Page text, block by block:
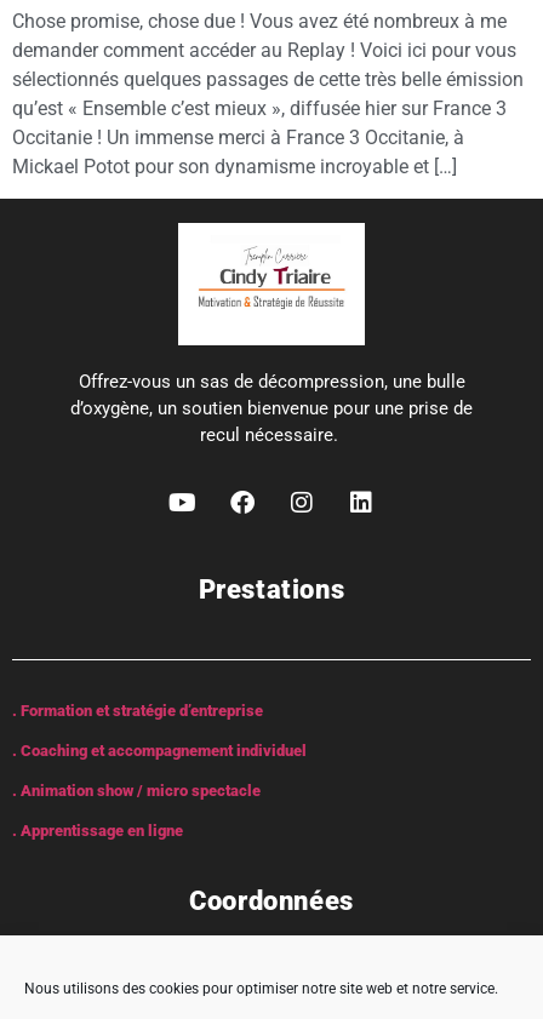
Nous utilisons des cookies pour optimiser notre site web et notre service.
Chose promise, chose due ! Vous avez été nombreux à me
demander comment accéder au Replay ! Voici ici pour vous
sélectionnés quelques passages de cette très belle émission
qu’est « Ensemble c’est mieux », diffusée hier sur France 3
Occitanie ! Un immense merci à France 3 Occitanie, à
Mickael Potot pour son dynamisme incroyable et […]
Offrez-vous un sas de décompression, une bulle
d’oxygène, un soutien bienvenue pour une prise de
recul nécessaire.
Prestations
. Formation et stratégie d’entreprise
. Coaching et accompagnement individuel
. Animation show / micro spectacle
. Apprentissage en ligne
Coordonnées